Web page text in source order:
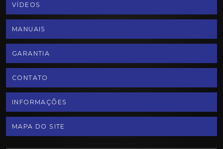
VÍDEOS
MANUAIS
GARANTIA
CONTATO
INFORMAÇÕES
MAPA DO SITE